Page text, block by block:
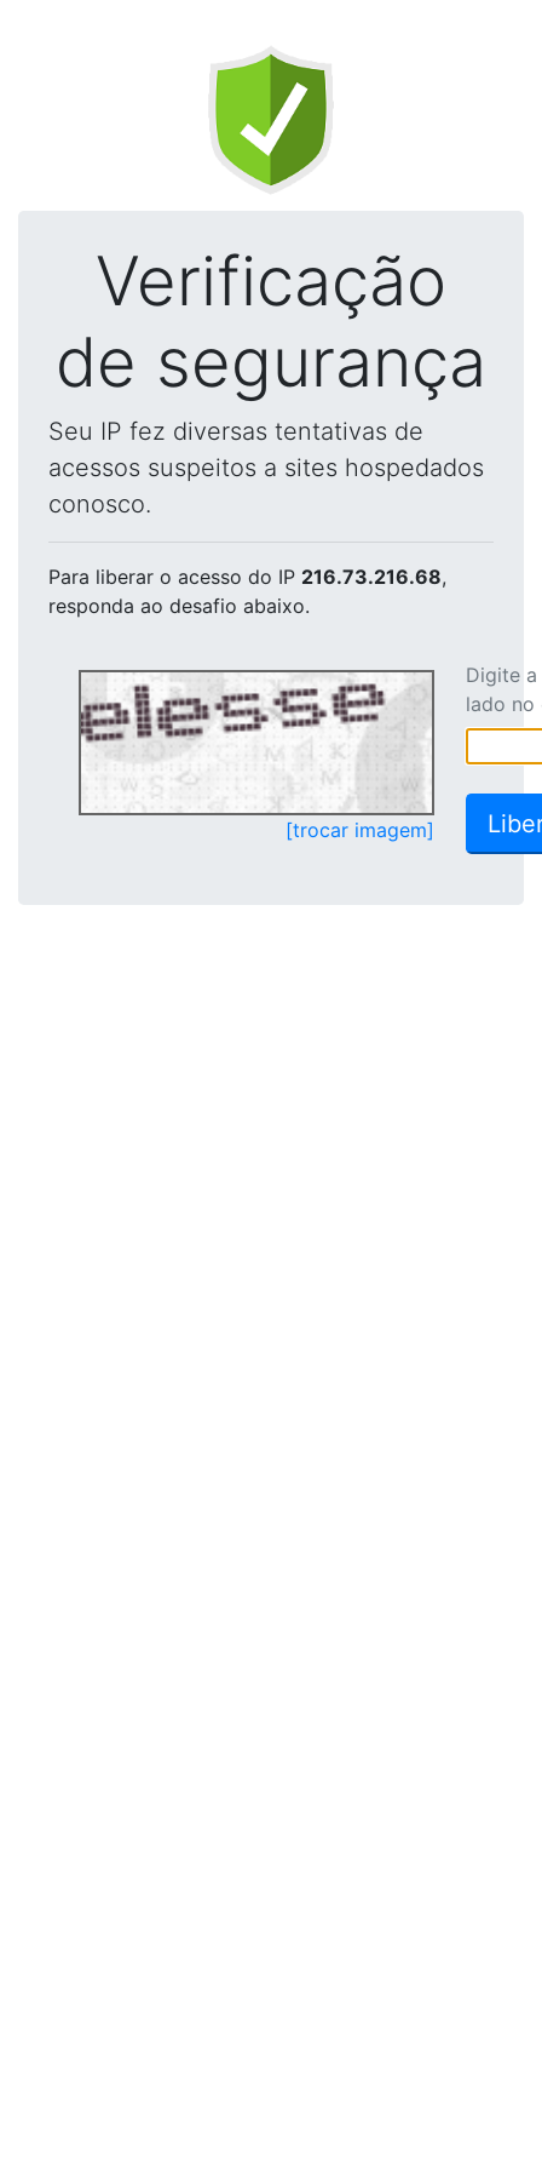
Verificação
de segurança
Seu IP fez diversas tentativas de
acessos suspeitos a sites hospedados
conosco.
Para liberar o acesso do IP 216.73.216.68,
responda ao desafio abaixo.
[trocar imagem]
Digite
lado no